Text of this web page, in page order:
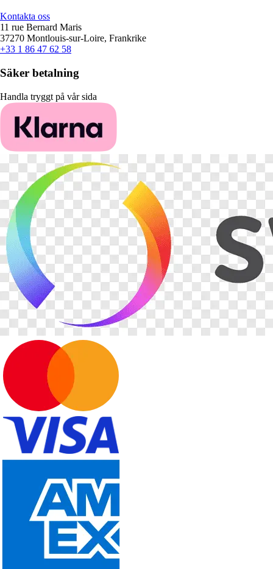
Kontakta oss
11 rue Bernard Maris
37270 Montlouis-sur-Loire, Frankrike
+33 1 86 47 62 58
Säker betalning
Handla tryggt på vår sida